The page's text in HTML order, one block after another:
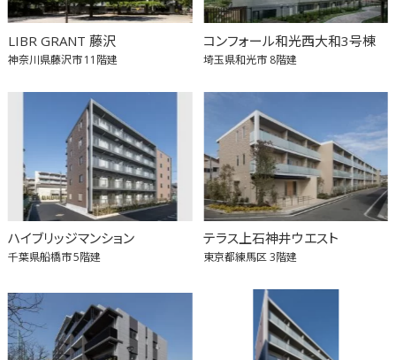
LIBR GRANT 藤沢
神奈川県藤沢市11階建
コンフォール和光西大和3号棟
埼玉県和光市 8階建
ハイブリッジマンション
千葉県船橋市5階建
テラス上石神井ウエスト
東京都練馬区3階建